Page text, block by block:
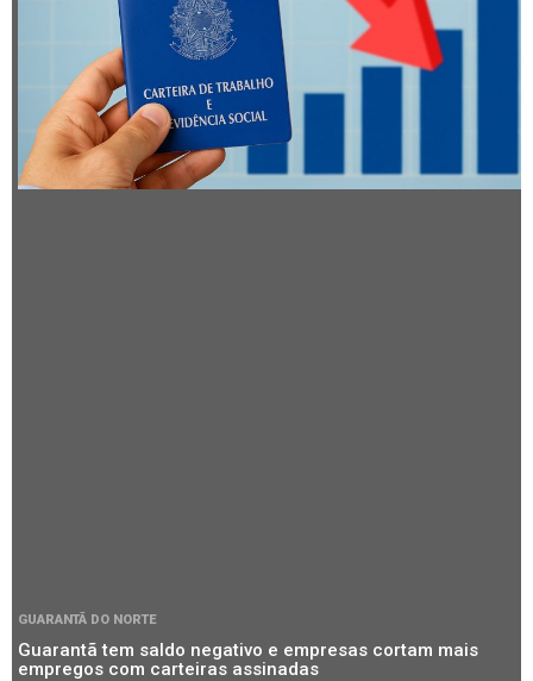
GUARANTÃ DO NORTE
Guarantã tem saldo negativo e empresas cortam mais
empregos com carteiras assinadas